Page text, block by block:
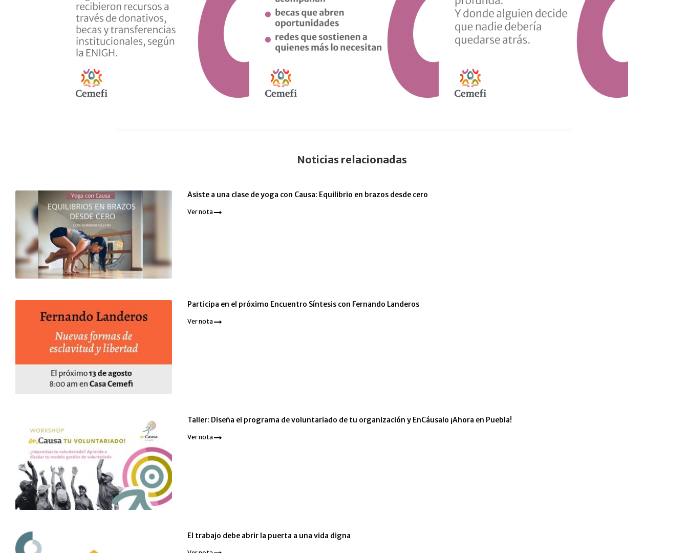
Noticias relacionadas
Asiste a una clase de yoga con Causa: Equilibrio en brazos desde cero
Ver nota
Participa en el próximo Encuentro Síntesis con Fernando Landeros
Ver nota
Taller: Diseña el programa de voluntariado de tu organización y EnCáusalo ¡Ahora en Puebla!
Ver nota
El trabajo debe abrir la puerta a una vida digna